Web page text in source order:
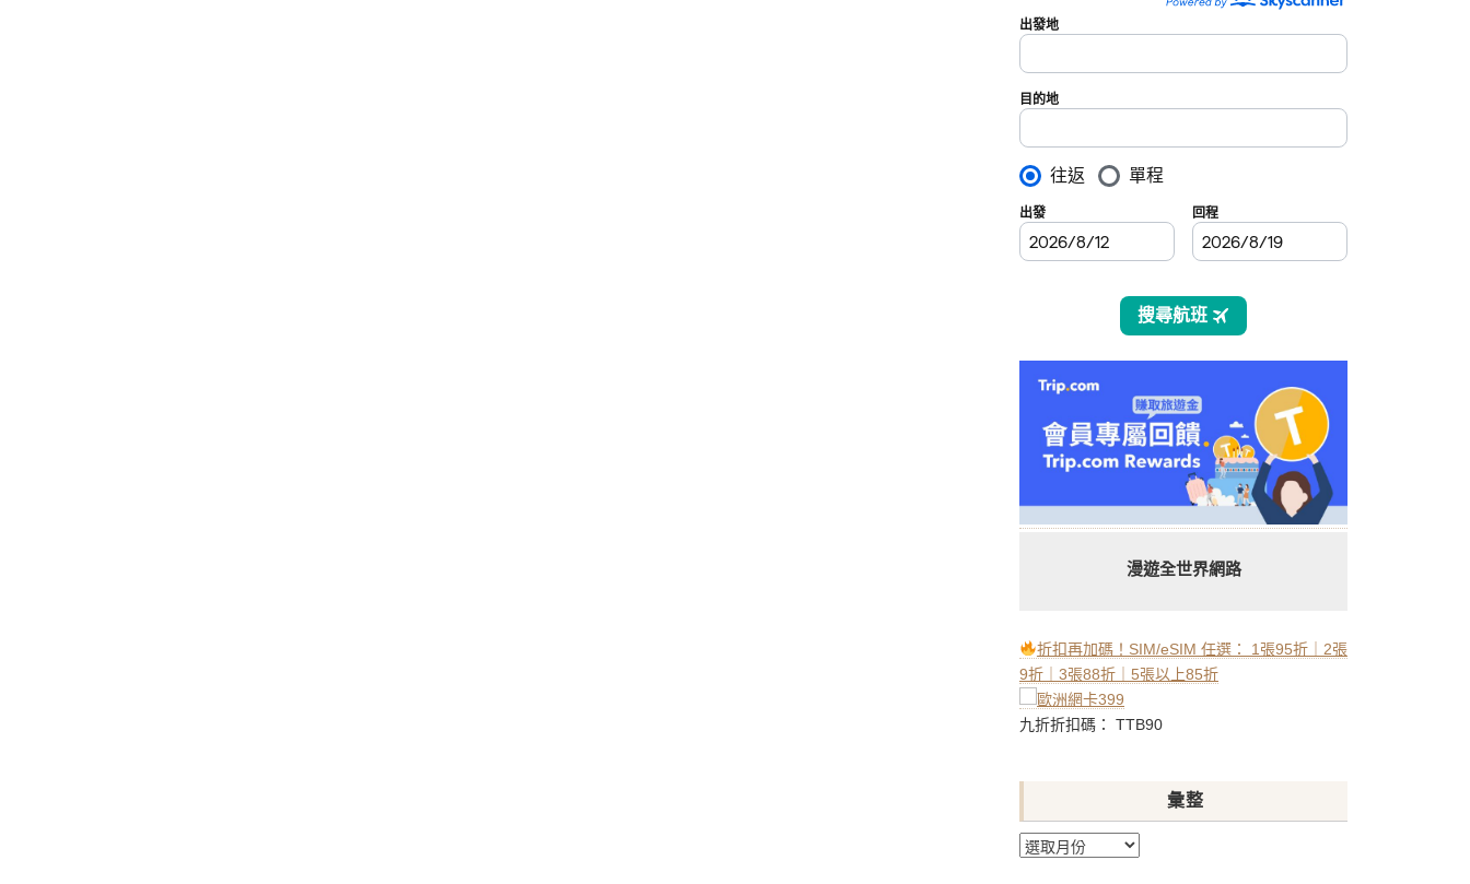
漫遊全世界網路
折扣再加碼！SIM/eSIM 任選： 1張95折｜2張
9折｜3張88折｜5張以上85折
九折折扣碼： TTB90
彙整
彙